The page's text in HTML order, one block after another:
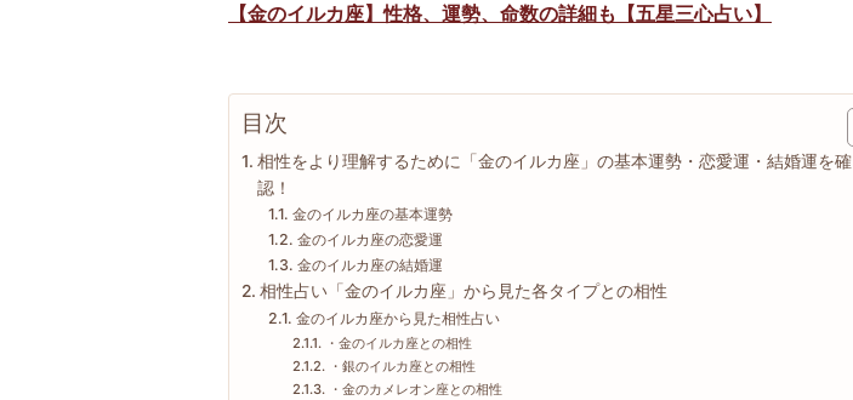
【金のイルカ座】性格、運勢、命数の詳細も【五星三心占い】
目次
相性をより理解するために「金のイルカ座」の基本運勢・恋愛運・結婚運を確
認！
金のイルカ座の基本運勢
金のイルカ座の恋愛運
金のイルカ座の結婚運
相性占い「金のイルカ座」から見た各タイプとの相性
金のイルカ座から見た相性占い
・金のイルカ座との相性
・銀のイルカ座との相性
・金のカメレオン座との相性